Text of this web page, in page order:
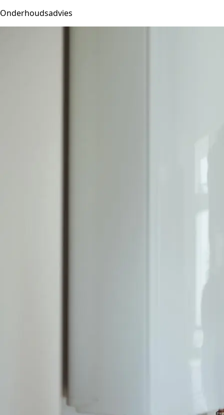
Onderhoudsadvies